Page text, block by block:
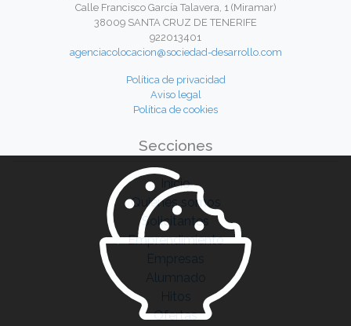
Calle Francisco García Talavera, 1 (Miramar)
38009 SANTA CRUZ DE TENERIFE
922013401
agenciacolocacion@sociedad-desarrollo.com
Política de privacidad
Aviso legal
Política de cookies
Secciones
Inicio
Quiénes somos
Solicitantes
Emprendimiento
Empresas
Alumnado
Hitos
Ofertas